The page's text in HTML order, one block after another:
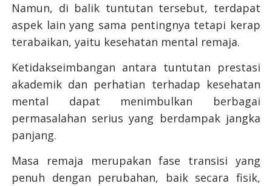
Namun, di balik tuntutan tersebut, terdapat
aspek lain yang sama pentingnya tetapi kerap
terabaikan, yaitu kesehatan mental remaja.
Ketidakseimbangan antara tuntutan prestasi
akademik dan perhatian terhadap kesehatan
mental dapat menimbulkan berbagai
permasalahan serius yang berdampak jangka
panjang.
Masa remaja merupakan fase transisi yang
penuh dengan perubahan, baik secara fisik,